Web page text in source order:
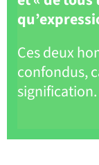
Ces deux
confondus,
signification.